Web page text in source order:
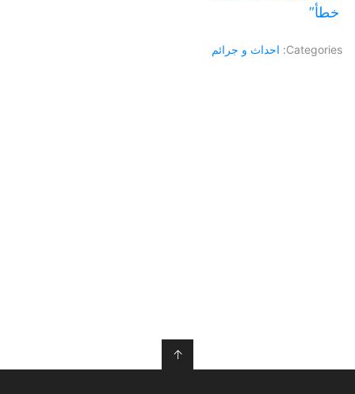
خطأ”
Categories: احداث و جرائم
↑